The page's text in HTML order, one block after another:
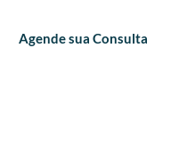
Agende sua Consulta